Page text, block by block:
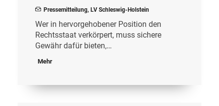
Pressemitteilung, LV Schleswig-Holstein
Wer in hervorgehobener Position den
Rechtsstaat verkörpert, muss sichere
Gewähr dafür bieten,…
Mehr